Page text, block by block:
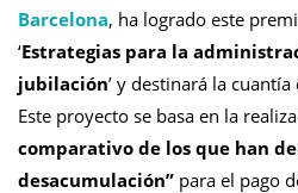
Barcelona, ha logrado este
‘Estrategias para la
jubilación’ y destinará la
Este proyecto se basa en la
comparativo de los que han
desacumulación” para el pago